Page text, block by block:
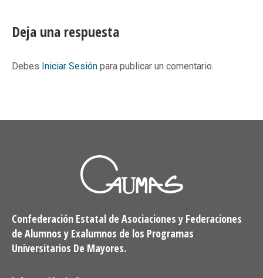
Deja una respuesta
Debes Iniciar Sesión para publicar un comentario.
Confederación Estatal de Asociaciones y Federaciones
de Alumnos y Exalumnos de los Programas
Universitarios De Mayores.